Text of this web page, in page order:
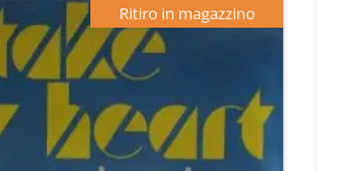
Ritiro in magazzino